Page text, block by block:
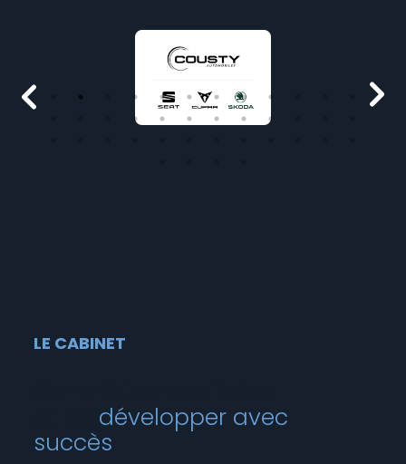
LE CABINET
développer avec
succès